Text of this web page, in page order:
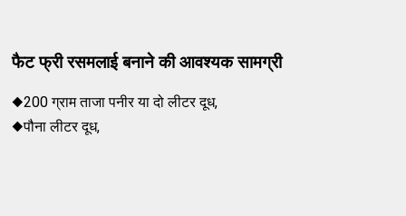
फैट फ्री रसमलाईबनाने की आवश्यकसामग्री
◆200 ग्राम ताजा पनीर या दो लीटर दूध,
◆पौना लीटर दूध,